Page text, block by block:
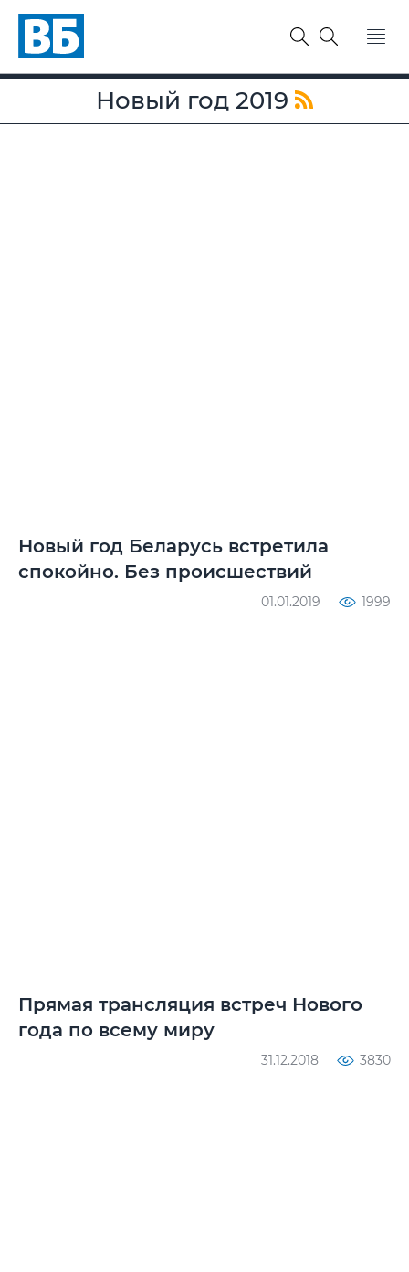
Новый год 2019
Новый год Беларусь встретила
спокойно. Без происшествий
01.01.2019 1999
Прямая трансляция встреч Нового
года по всему миру
31.12.2018 3830